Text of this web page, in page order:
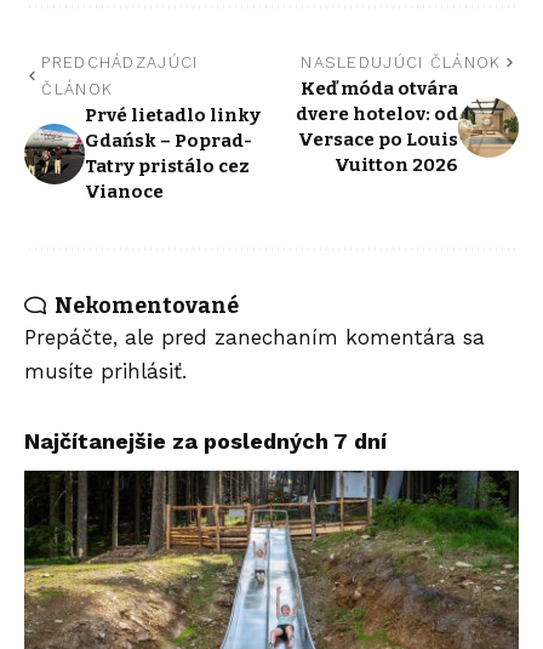
PREDCHÁDZAJÚCI
ČLÁNOK
Prvé lietadlo linky
Gdańsk – Poprad-
Tatry pristálo cez
Vianoce
NASLEDUJÚCI ČLÁNOK
Keď móda otvára
dvere hotelov: od
Versace po Louis
Vuitton 2026
Nekomentované
Prepáčte, ale pred zanechaním komentára sa
musíte prihlásiť.
Najčítanejšie za posledných 7 dní